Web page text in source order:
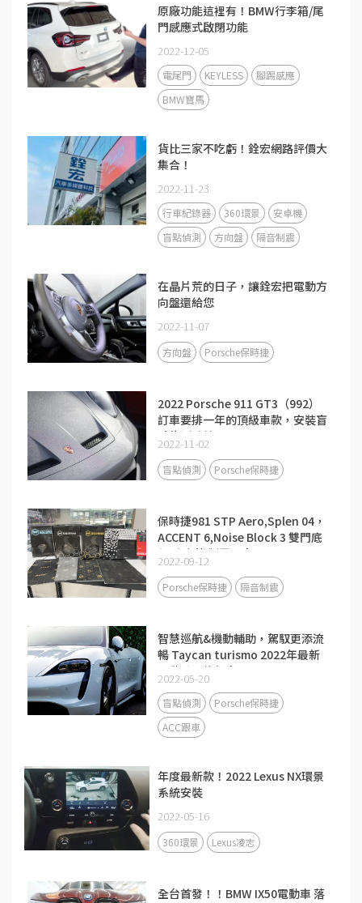
原廠功能這裡有！BMW行李箱/尾
門感應式啟閉功能
2022-12-05
電尾門 KEYLESS
腳踢感應
BMW寶馬
貨比三家不吃虧！銓宏網路評價大
集合！
2022-11-23
行車紀錄器 360環景
安卓機
盲點偵測
方向盤 隔音制震
在晶片荒的日子，讓銓宏把電動方
向盤還給您
2022-11-07
方向盤 Porsche保時捷
2022 Porsche 911 GT3（992）
訂車要排一年的頂級車款，安裝盲
點偵測系統
2022-11-02
盲點偵測 Porsche保時捷
保時捷981 STP Aero,Splen 04，
ACCENT 6,Noise Block 3 雙門底
盤 防火牆 制震隔音
2022-09-12
Porsche保時捷 隔音制震
智慧巡航&機動輔助，駕馭更添流
暢 Taycan turismo 2022年最新
電動跨界旅行車
2022-05-20
盲點偵測
Porsche保時捷
ACC跟車
年度最新款！2022 Lexus NX環景
系統安裝
2022-05-16
360環景 Lexus凌志
全台首發！！BMW IX50電動車 落